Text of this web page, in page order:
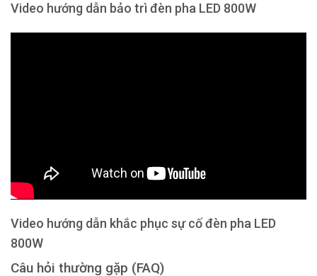
Video hướng dẫn bảo trì đèn pha LED 800W
Video hướng dẫn khắc phục sự cố đèn pha LED
800W
Câu hỏi thường gặp (FAQ)